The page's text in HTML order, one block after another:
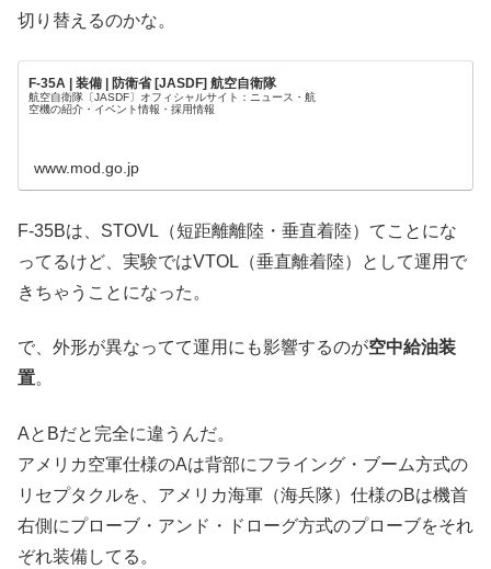
切り替えるのかな。
F-35A | 装備 | 防衛省 [JASDF] 航空自衛隊
航空自衛隊〔JASDF〕オフィシャルサイト：ニュース・航
空機の紹介・イベント情報・採用情報
www.mod.go.jp
F-35Bは、STOVL（短距離離陸・垂直着陸）てことにな
ってるけど、実験ではVTOL（垂直離着陸）として運用で
きちゃうことになった。
で、外形が異なってて運用にも影響するのが空中給油装
置。
AとBだと完全に違うんだ。
アメリカ空軍仕様のAは背部にフライング・ブーム方式の
リセプタクルを、アメリカ海軍（海兵隊）仕様のBは機首
右側にプローブ・アンド・ドローグ方式のプローブをそれ
ぞれ装備してる。